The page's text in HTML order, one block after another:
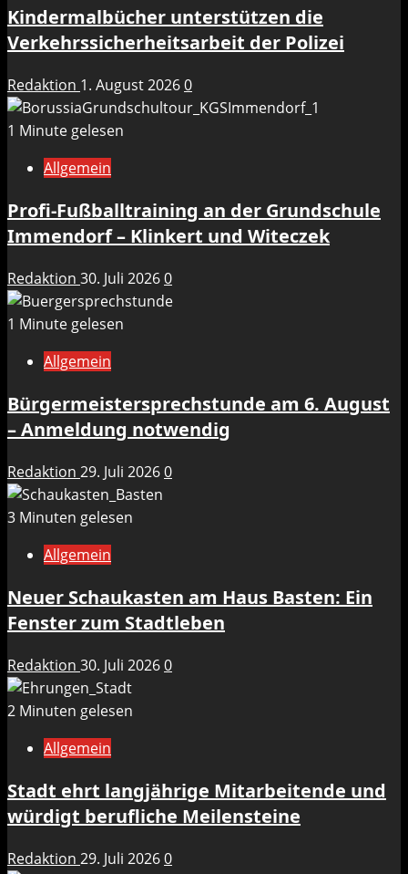
Kindermalbücher unterstützen die
Verkehrssicherheitsarbeit der Polizei
Redaktion 1. August 20260
1 Minute gelesen
Allgemein
Profi-Fußballtraining an der Grundschule
Immendorf – Klinkert und Witeczek
Redaktion 30. Juli 20260
1 Minute gelesen
Allgemein
Bürgermeistersprechstunde am 6. August
– Anmeldung notwendig
Redaktion 29. Juli 20260
3 Minuten gelesen
Allgemein
Neuer Schaukasten am Haus Basten: Ein
Fenster zum Stadtleben
Redaktion 30. Juli 20260
2 Minuten gelesen
Allgemein
Stadt ehrt langjährige Mitarbeitende und
würdigt berufliche Meilensteine
Redaktion 29. Juli 20260